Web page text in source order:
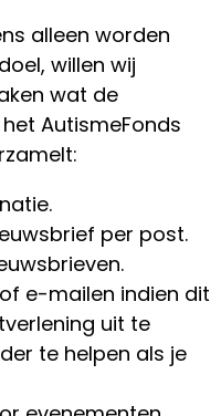
alleen worden
willen wij
wat de
AutismeFonds
per post.
e-mailen indien dit
uit te
te helpen als je